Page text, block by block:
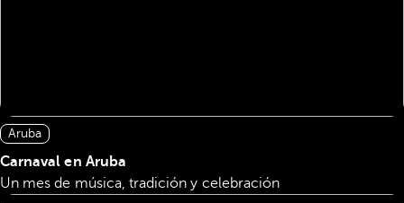
Aruba
Carnaval en Aruba
Un mes de música, tradición y celebración